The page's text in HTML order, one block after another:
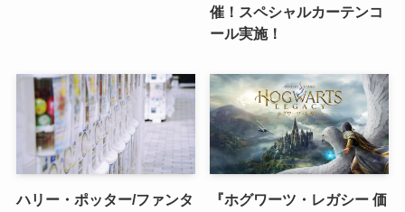
催！スペシャルカーテンコ
ール実施！
ハリー・ポッター/ファンタ
『ホグワーツ・レガシー 価